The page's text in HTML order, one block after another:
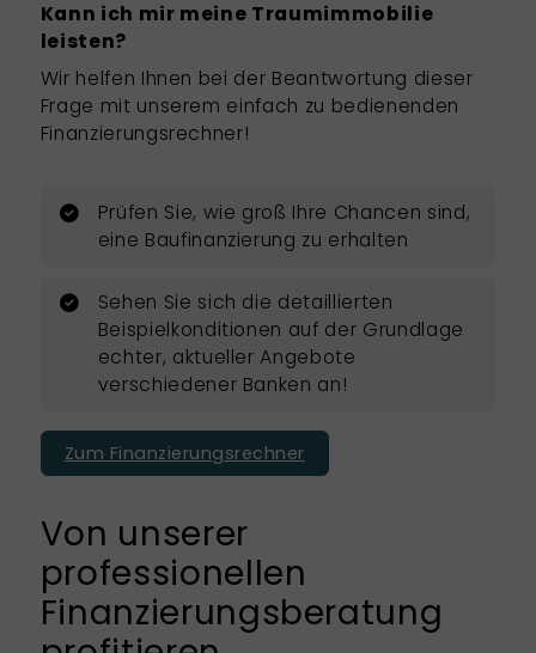
Kann ich mir meine Traumimmobilie
leisten?
Wir helfen Ihnen bei der Beantwortung dieser
Frage mit unserem einfach zu bedienenden
Finanzierungsrechner!
Prüfen Sie, wie groß Ihre Chancen sind,
eine Baufinanzierung zu erhalten
Sehen Sie sich die detaillierten
Beispielkonditionen auf der Grundlage
echter, aktueller Angebote
verschiedener Banken an!
Zum Finanzierungsrechner
Von unserer
professionellen
Finanzierungsberatung